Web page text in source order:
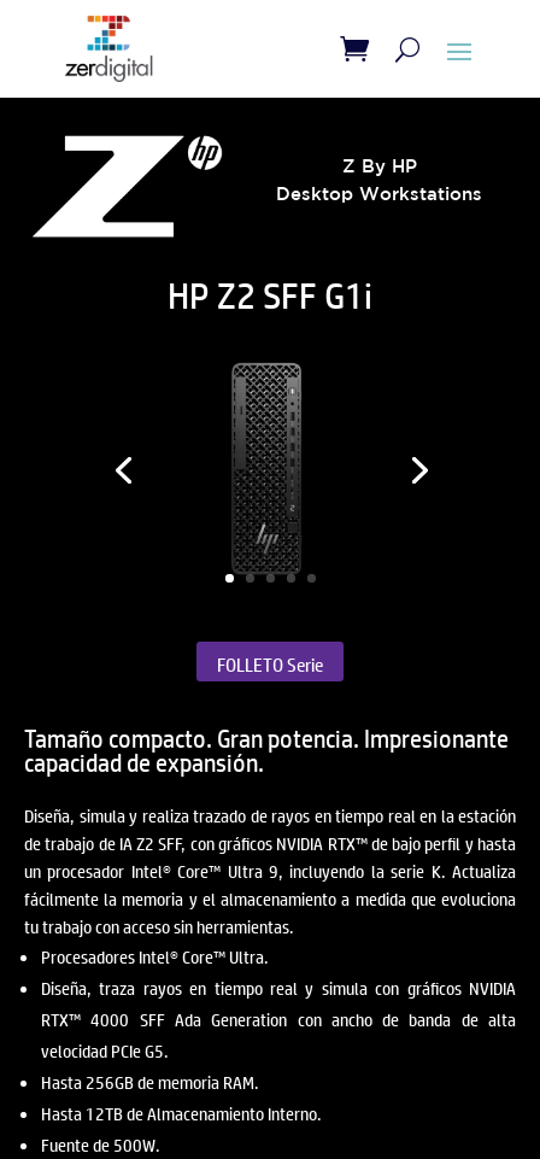
Z By HP
Desktop Workstations
HP Z2 SFF G1i
FOLLETO Serie
Tamaño compacto. Gran potencia. Impresionante
capacidad de expansión.
Diseña, simula y realiza trazado de rayos en tiempo real en la estación
de trabajo de IA Z2 SFF, con gráficos NVIDIA RTX™ de bajo perfil y hasta
un procesador Intel® Core™ Ultra 9, incluyendo la serie K. Actualiza
fácilmente la memoria y el almacenamiento a medida que evoluciona
tu trabajo con acceso sin herramientas.
Procesadores Intel® Core™ Ultra.
Diseña, traza rayos en tiempo real y simula con gráficos NVIDIA
RTX™ 4000 SFF Ada Generation con ancho de banda de alta
velocidad PCIe G5.
Hasta 256GB de memoria RAM.
Hasta 12TB de Almacenamiento Interno.
Fuente de 500W.